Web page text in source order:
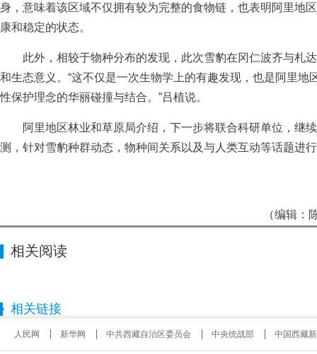
身，意味着该区域不仅拥有较为完整的食物链，也表明阿里地
康和稳定的状态。
此外，相较于物种分布的发现，此次雪豹在冈仁波齐与札
和生态意义。“这不仅是一次生物学上的有趣发现，也是阿里地
性保护理念的华丽碰撞与结合。”吕植说。
阿里地区林业和草原局介绍，下一步将联合科研单位，继
测，针对雪豹种群动态，物种间关系以及与人类互动等话题进
（编辑：
相关阅读
相关链接
人民网 新华网 中共西藏自治区委员会 中央统战部 中国西藏